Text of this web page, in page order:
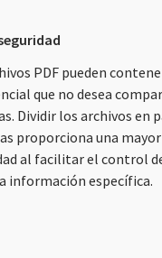
PDF pueden
que no desea
Dividir los archivos en
proporciona una
al facilitar el control
información específica.